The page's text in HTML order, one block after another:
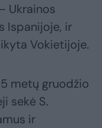
Ukrainos
Ispanijoje, ir
Vokietijoje.
metų gruodžio
sekė S.
ir